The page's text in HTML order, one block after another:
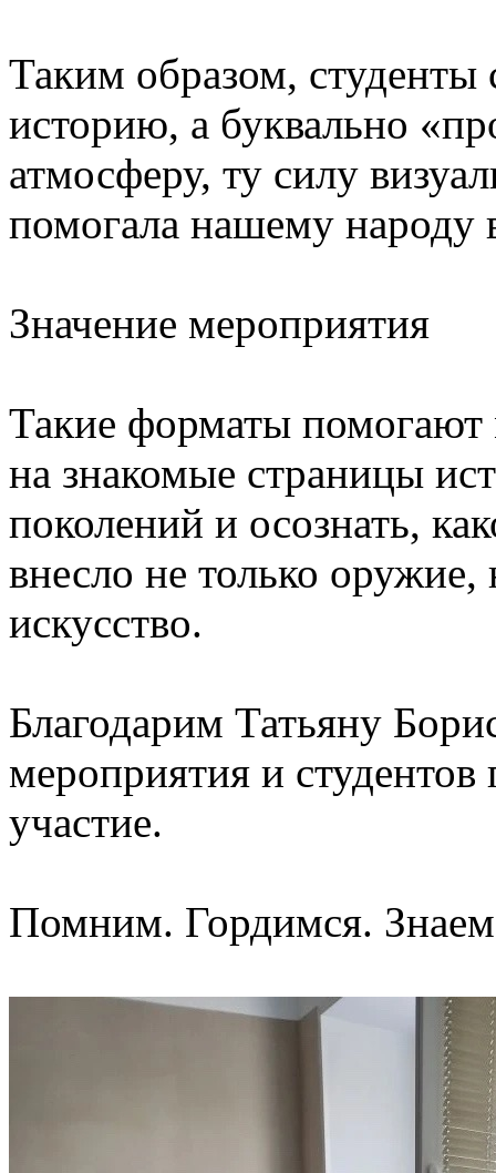
Таким образом, студенты
историю, а буквально
атмосферу, ту силу
помогала нашему народу
Значение мероприятия
Такие форматы помогают
на знакомые страницы
поколений и осознать,
внесло не только
искусство.
Благодарим Татьяну
мероприятия и
участие.
Помним. Гордимся.